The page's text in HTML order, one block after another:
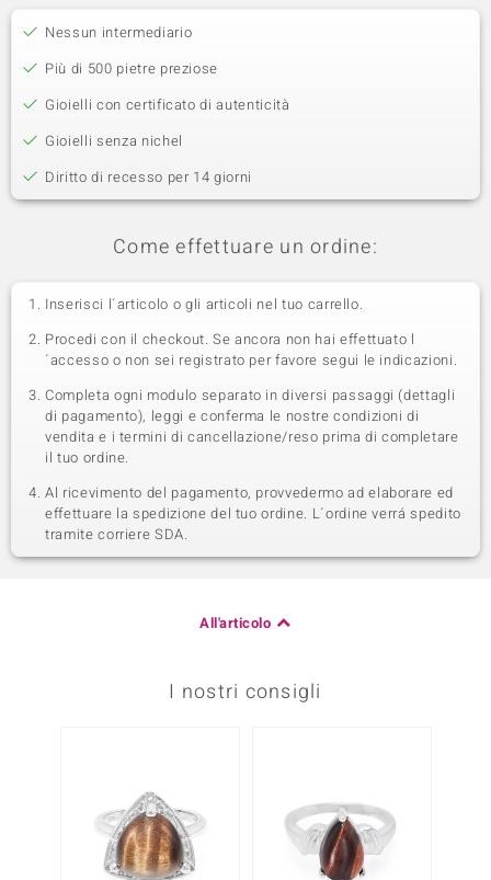
Nessun intermediario
Più di 500 pietre preziose
Gioielli con certificato di autenticità
Gioielli senza nichel
Diritto di recesso per 14 giorni
Come effettuare un ordine:
Inserisci l´articolo o gli articoli nel tuo carrello.
Procedi con il checkout. Se ancora non hai effettuato l
´accesso o non sei registrato per favore segui le indicazioni.
Completa ogni modulo separato in diversi passaggi (dettagli
di pagamento), leggi e conferma le nostre condizioni di
vendita e i termini di cancellazione/reso prima di completare
il tuo ordine.
Al ricevimento del pagamento, provvedermo ad elaborare ed
effettuare la spedizione del tuo ordine. L´ordine verrá spedito
tramite corriere SDA.
All'articolo
I nostri consigli